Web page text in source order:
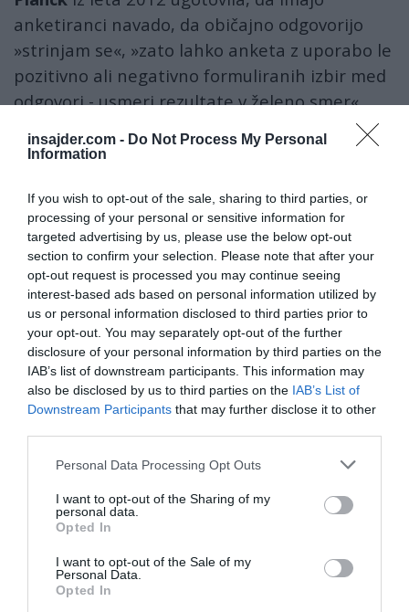
insajder.com - Do Not Process My Personal
Information
If you wish to opt-out of the sale, sharing to third parties, or
processing of your personal or sensitive information for
targeted advertising by us, please use the below opt-out
section to confirm your selection. Please note that after your
opt-out request is processed you may continue seeing
interest-based ads based on personal information utilized by
us or personal information disclosed to third parties prior to
your opt-out. You may separately opt-out of the further
disclosure of your personal information by third parties on the
IAB’s list of downstream participants. This information may
also be disclosed by us to third parties on the IAB’s List of
Downstream Participants that may further disclose it to other
Personal Data Processing Opt Outs
I want to opt-out of the Sharing of my
personal data.
Opted In
I want to opt-out of the Sale of my
Personal Data.
Opted In
anketiranci navado, da običajno odgovorijo
»strinjam se«, »zato lahko anketa z uporabo le
pozitivno ali negativno formuliranih izbir med
odgovori - usmeri rezultate v želeno smer«.
V tem primeru so anketirance vprašali, ali se
sredstev (denarja torej) za soočanje s
trenutnimi globalnimi izzivi«. Namesto tega bi
jih morali prositi, naj izberejo med tem in
nečim, kot je: »Izvršna pooblastila Evropske
unije bi morala bitiomejena«.
— Insajder.com (@insajder_com)July 5, 2026
Odpravljanje neskladij: V prejšnjih različicah
pristop opustila, ko je prejela odgovore, ki ji
niso bili všeč.
pogodbo, ki je spodkopala pravico veta držav
članic, pooblastila